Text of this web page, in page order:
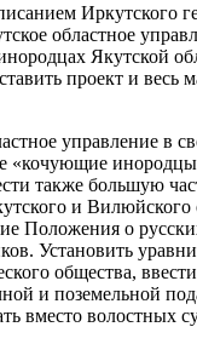
Иркутского
областное
Якутской
проект и весь
управление в
«кочующие
также большую
и Вилюйского
Положения о
Установить
общества,
и поземельной
вместо волостных